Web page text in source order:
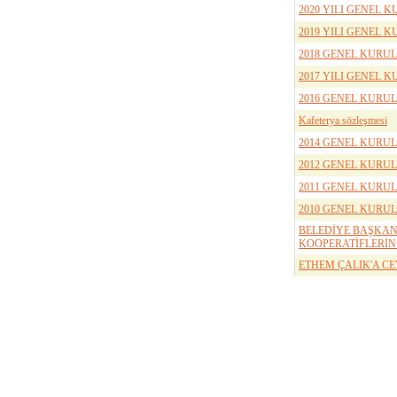
2020 YILI GENEL
2019 YILI GENEL
2018 GENEL
2017 YILI GENEL
2016 GENEL
Kafeterya sözleşmesi
2014 GENEL
2012 GENEL
2011 GENEL
2010 GENEL
BELEDİYE
ETHEM ÇALIK'A